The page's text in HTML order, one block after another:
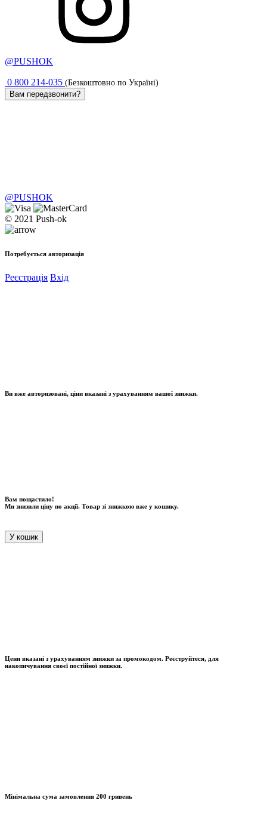
@PUSHOK
0 800 214-035 (Безкоштовно по Україні)
Вам передзвонити?
@PUSHOK
© 2021 Push-ok
Потребується авторизація
Реєстрація Вхід
Ви вже авторизовані, ціни вказані з урахуванням вашої знижки.
Вам пощастило!
Ми знизили ціну по акції. Товар зі знижкою вже у кошику.
У кошик
Цени вказані з урахуванням знижки за промокодом. Реєструйтеся, для
накопичування своєї постійної знижки.
Мінімальна сума замовлення 200 гривень